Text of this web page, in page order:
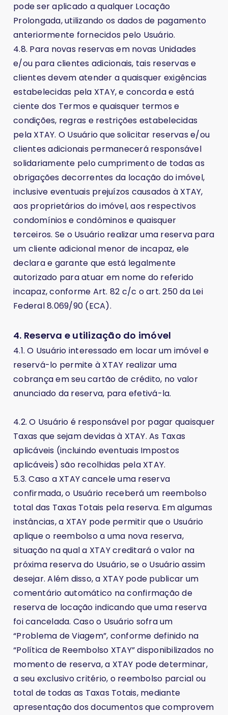
pode ser aplicado a qualquer Locação
Prolongada, utilizando os dados de pagamento
anteriormente fornecidos pelo Usuário.
4.8. Para novas reservas em novas Unidades
e/ou para clientes adicionais, tais reservas e
clientes devem atender a quaisquer exigências
estabelecidas pela XTAY, e concorda e está
ciente dos Termos e quaisquer termos e
condições, regras e restrições estabelecidas
pela XTAY. O Usuário que solicitar reservas e/ou
clientes adicionais permanecerá responsável
solidariamente pelo cumprimento de todas as
obrigações decorrentes da locação do imóvel,
inclusive eventuais prejuízos causados à XTAY,
aos proprietários do imóvel, aos respectivos
condomínios e condôminos e quaisquer
terceiros. Se o Usuário realizar uma reserva para
um cliente adicional menor de incapaz, ele
declara e garante que está legalmente
autorizado para atuar em nome do referido
incapaz, conforme Art. 82 c/c o art. 250 da Lei
Federal 8.069/90 (ECA).
4. Reserva e utilização do imóvel
4.1. O Usuário interessado em locar um imóvel e
reservá-lo permite à XTAY realizar uma
cobrança em seu cartão de crédito, no valor
anunciado da reserva, para efetivá-la.
4.2. O Usuário é responsável por pagar quaisquer
Taxas que sejam devidas à XTAY. As Taxas
aplicáveis (incluindo eventuais Impostos
aplicáveis) são recolhidas pela XTAY.
5.3. Caso a XTAY cancele uma reserva
confirmada, o Usuário receberá um reembolso
total das Taxas Totais pela reserva. Em algumas
instâncias, a XTAY pode permitir que o Usuário
aplique o reembolso a uma nova reserva,
situação na qual a XTAY creditará o valor na
próxima reserva do Usuário, se o Usuário assim
desejar. Além disso, a XTAY pode publicar um
comentário automático na confirmação de
reserva de locação indicando que uma reserva
foi cancelada. Caso o Usuário sofra um
“Problema de Viagem”, conforme definido na
“Política de Reembolso XTAY” disponibilizados no
momento de reserva, a XTAY pode determinar,
a seu exclusivo critério, o reembolso parcial ou
total de todas as Taxas Totais, mediante
apresentação dos documentos que comprovem